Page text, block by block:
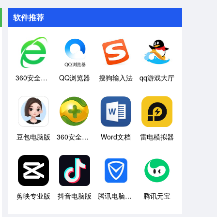
软件推荐
360安全浏览器 QQ浏览器 搜狗输入法 qq游戏大厅
豆包电脑版 360安全卫士 Word文档 雷电模拟器
剪映专业版 抖音电脑版 腾讯电脑管家 腾讯元宝